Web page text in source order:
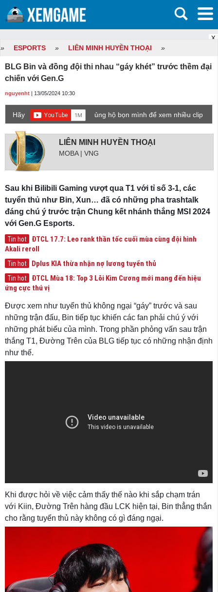
X
» ESPORTS » LIÊN MINH HUYỀN THOẠI »
BLG Bin và đồng đội thi nhau “gáy khét” trước thềm đại
chiến với Gen.G
nguyenht | 13/05/2024 10:30
Hãy
ủng hộ bọn mình để xem nhiều clip
LIÊN MINH HUYỀN THOẠI
MOBA | VNG
Sau khi Bilibili Gaming vượt qua T1 với tỉ số 3-1, các
tuyển thủ như Bin, Xun… đã có những pha trashtalk
đáng chú ý trước trận Chung kết nhánh thắng MSI 2024
với Gen.G Esports.
Tin hot
ĐTCL 17.7: Leo rank thần tốc cuối mùa cùng đội hình
Akali reroll
Tin hot Dplus KIA thừa nhận nợ lương tuyển thủ
Tin hot
ĐTCL Mùa 18: Top 3 Lõi Kim Cương mới mang đến hiệu
ứng cực thú vị
Được xem như tuyển thủ không ngại “gáy” trước và sau
những trận đấu, Bin tiếp tục khiến các fan phải chú ý với
những phát biểu của mình. Trong phần phỏng vấn sau trận
thắng T1, Đường Trên của BLG tiếp tục có những nhận định
như thế.
Khi được hỏi về việc cảm thấy thế nào khi sắp chạm trán
với Kiin, Đường Trên hàng đầu LCK hiện tại, Bin thẳng thắn
cho rằng tuyển thủ này không có gì đáng ngại.